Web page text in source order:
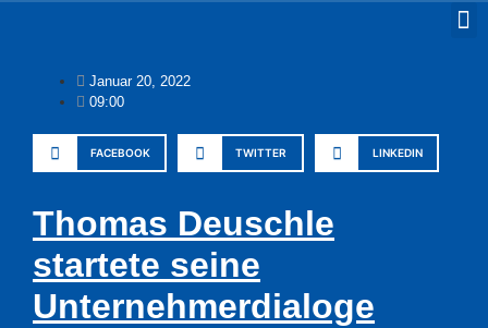
Januar 20, 2022
09:00
FACEBOOK TWITTER LINKEDIN
Thomas Deuschle
startete seine
Unternehmerdialoge